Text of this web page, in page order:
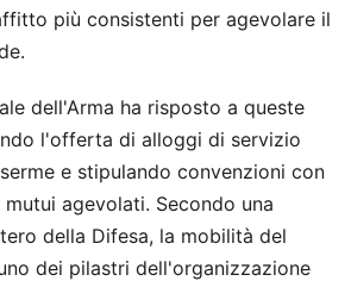
più consistenti per agevolare il
dell'Arma ha risposto a queste
l'offerta di alloggi di servizio
e stipulando convenzioni con
agevolati. Secondo una
della Difesa, la mobilità del
dei pilastri dell'organizzazione